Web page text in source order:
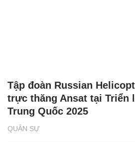
QUÂN SỰ
Tập đoàn Russian
trực thăng Ansat tại Triển
Trung Quốc 2025